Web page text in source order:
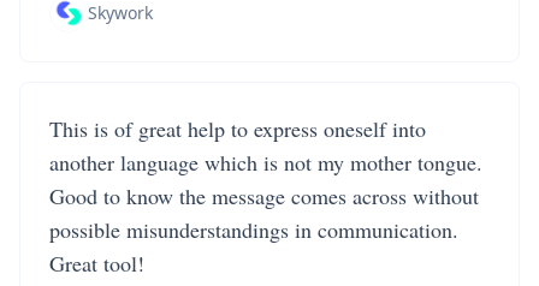
Skywork
This is of great help to express oneself into
another language which is not my mother tongue.
Good to know the message comes across without
possible misunderstandings in communication.
Great tool!